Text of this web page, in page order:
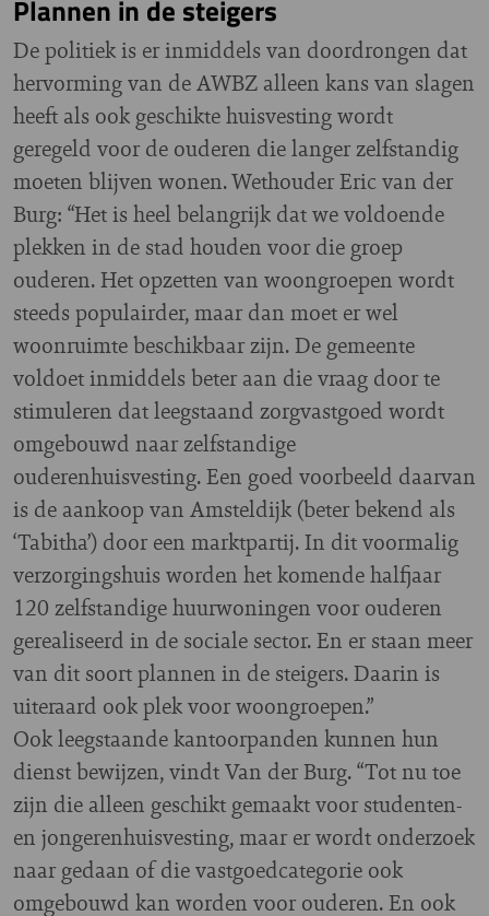
Plannen in de steigers
De politiek is er inmiddels van doordrongen dat
hervorming van de AWBZ alleen kans van slagen
heeft als ook geschikte huisvesting wordt
geregeld voor de ouderen die langer zelfstandig
moeten blijven wonen. Wethouder Eric van der
Burg: “Het is heel belangrijk dat we voldoende
plekken in de stad houden voor die groep
ouderen. Het opzetten van woongroepen wordt
steeds populairder, maar dan moet er wel
woonruimte beschikbaar zijn. De gemeente
voldoet inmiddels beter aan die vraag door te
stimuleren dat leegstaand zorgvastgoed wordt
omgebouwd naar zelfstandige
ouderenhuisvesting. Een goed voorbeeld daarvan
is de aankoop van Amsteldijk (beter bekend als
‘Tabitha’) door een marktpartij. In dit voormalig
verzorgingshuis worden het komende halfjaar
120 zelfstandige huurwoningen voor ouderen
gerealiseerd in de sociale sector. En er staan meer
van dit soort plannen in de steigers. Daarin is
uiteraard ook plek voor woongroepen.”
Ook leegstaande kantoorpanden kunnen hun
dienst bewijzen, vindt Van der Burg. “Tot nu toe
zijn die alleen geschikt gemaakt voor studenten-
en jongerenhuisvesting, maar er wordt onderzoek
naar gedaan of die vastgoedcategorie ook
omgebouwd kan worden voor ouderen. En ook